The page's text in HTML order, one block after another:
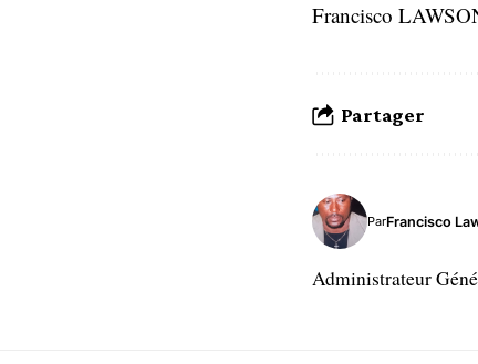
Francisco
Partager
ParFrancisco
Administrateur